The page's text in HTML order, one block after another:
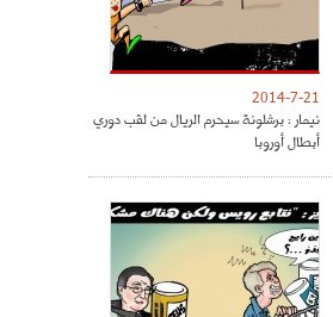
2014-7-21
نيمار : برشلونة سيحرم الريال من لقب دوري
أبطال أوروبا